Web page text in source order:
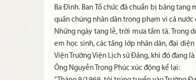
Ba Đình. Ban Tổ chức đã chuẩn bị băng tang
quần chúng nhân dân trong phạm vi cả nước
Những ngày tang lễ, trời mưa tầm tã. Trong
em học sinh, các tầng lớp nhân dân, đại diện
Viện Trưởng Viện Lịch sử Đảng, khi đó đang
Ông Nguyễn Trọng Phúc xúc động kể lại: